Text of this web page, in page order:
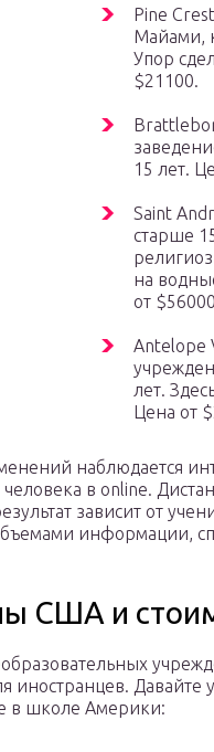
Pine
Майами,
Упор
$21100.
15 лет.
Saint
старше
на
от
Antelope
лет.
Цена от
наблюдается
человека в online.
зависит от
информации,
США и
иностранцев. Давайте
в школе Америки: